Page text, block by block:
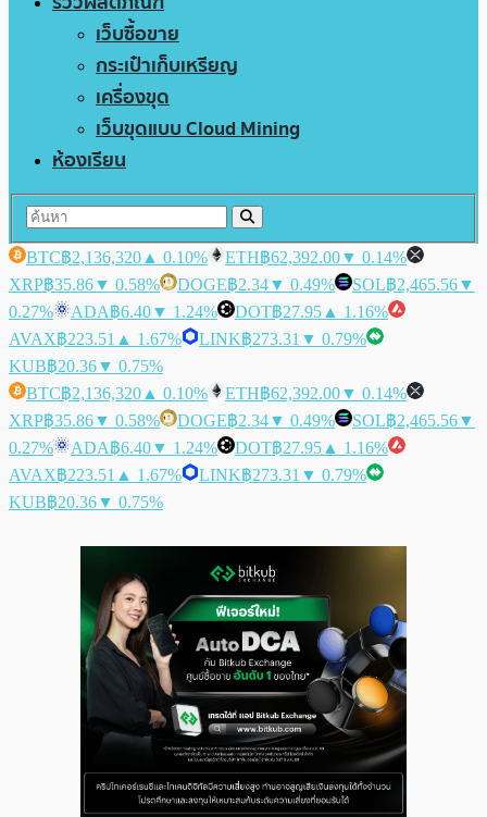
เว็บซื้อขาย
กระเป๋าเก็บเหรียญ
เครื่องขุด
เว็บขุดแบบ Cloud Mining
ห้องเรียน
BTC฿2,136,320 ▲ 0.10% ETH฿62,392.00▼ 0.14%
XRP฿35.86▼ 0.58% DOGE฿2.34▼ 0.49% SOL฿2,465.56▼
0.27%
ADA฿6.40▼ 1.24% DOT฿27.95 ▲ 1.16%
AVAX฿223.51 ▲ 1.67% LINK฿273.31 ▼ 0.79%
KUB฿20.36▼ 0.75%
BTC฿2,136,320 ▲ 0.10% ETH฿62,392.00▼ 0.14%
XRP฿35.86▼ 0.58% DOGE฿2.34▼ 0.49% SOL฿2,465.56▼
0.27%
ADA฿6.40▼ 1.24% DOT฿27.95 ▲ 1.16%
AVAX฿223.51 ▲ 1.67% LINK฿273.31 ▼ 0.79%
KUB฿20.36▼ 0.75%